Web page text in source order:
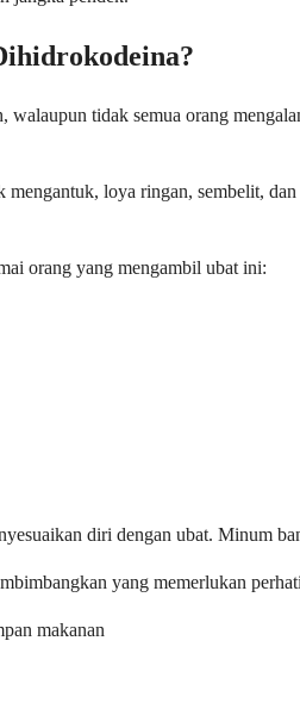
tidak semua orang
loya ringan, sembelit,
orang yang mengambil ubat ini:
diri dengan ubat. Minum
yang memerlukan
makanan